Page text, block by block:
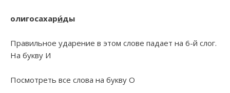
олигосахари́ды
Правильное ударение в этом слове падает на 6-й слог.
На букву И
Посмотреть все слова на букву О